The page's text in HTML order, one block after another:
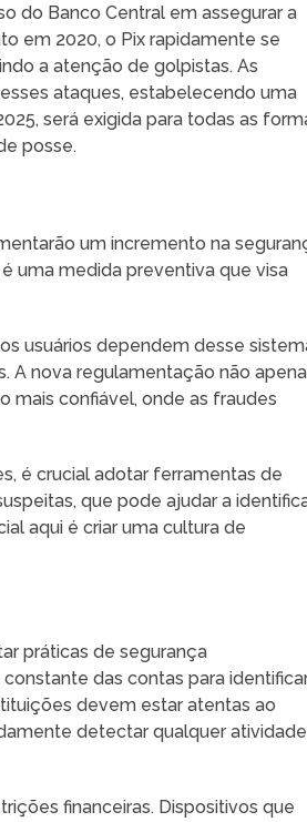
do Banco Central em assegurar a
em 2020, o Pix rapidamente se
a atenção de golpistas. As
ataques, estabelecendo uma
será exigida para todas as
posse.
um incremento na
uma medida preventiva que visa
usuários dependem desse
A nova regulamentação não
mais confiável, onde as fraudes
é crucial adotar ferramentas de
que pode ajudar a
aqui é criar uma cultura de
práticas de segurança
das contas para
devem estar atentas ao
detectar qualquer atividade
financeiras. Dispositivos que